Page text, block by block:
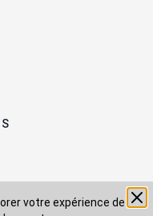
votre expérience de